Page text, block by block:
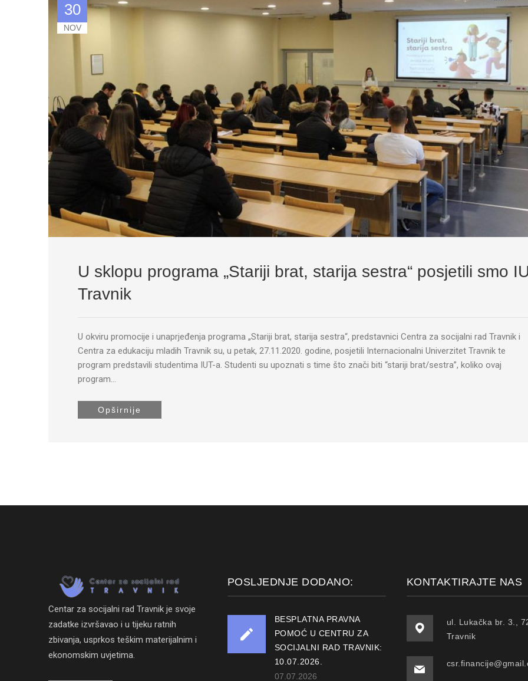
30
NOV
U sklopu programa „Stariji brat, starija sestra“ posjetili smo
Travnik
U okviru promocije i unaprjeđenja programa „Stariji brat, starija sestra“, predstavnici Centra za socijalni rad Travnik i
Centra za edukaciju mladih Travnik su, u petak, 27.11.2020. godine, posjetili Internacionalni Univerzitet Travnik te
program predstavili studentima IUT-a. Studenti su upoznati s time što znači biti “stariji brat/sestra”, koliko ovaj
program…
Opširnije
Centar za socijalni rad Travnik je svoje
zadatke izvršavao i u tijeku ratnih
zbivanja, usprkos teškim materijalnim i
ekonomskim uvjetima.
POSLJEDNJE DODANO:
BESPLATNA PRAVNA
POMOĆ U CENTRU ZA
SOCIJALNI RAD TRAVNIK:
10.07.2026.
07.07.2026
KONTAKTIRAJTE NAS
ul. Lukačka br. 3.,
Travnik